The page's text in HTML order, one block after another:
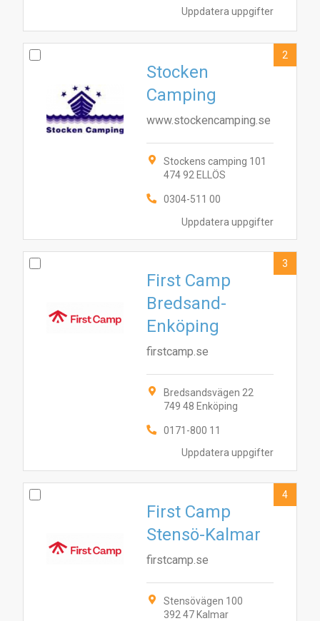
Uppdatera uppgifter
Uppdatera uppgifter
Stocken
Camping
www.stockencamping.se
Stockens camping 101
474 92 ELLÖS
0304-511 00
2
Uppdatera uppgifter
First Camp
Bredsand-
Enköping
firstcamp.se
Bredsandsvägen 22
749 48 Enköping
0171-800 11
3
First Camp
Stensö-Kalmar
firstcamp.se
Stensövägen 100
392 47 Kalmar
4